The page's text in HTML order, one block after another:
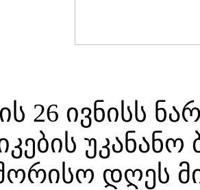
26 ივნისს
დღეს